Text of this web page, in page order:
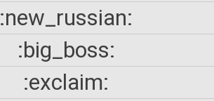
:new_russian:
:big_boss:
:exclaim: